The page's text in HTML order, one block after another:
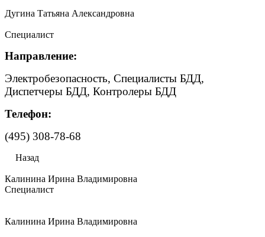
Дугина Татьяна Александровна
Специалист
Направление:
Электробезопасность, Специалисты БДД,
Диспетчеры БДД, Контролеры БДД
Телефон:
(495) 308-78-68
Назад
Калинина Ирина Владимировна
Специалист
Калинина Ирина Владимировна